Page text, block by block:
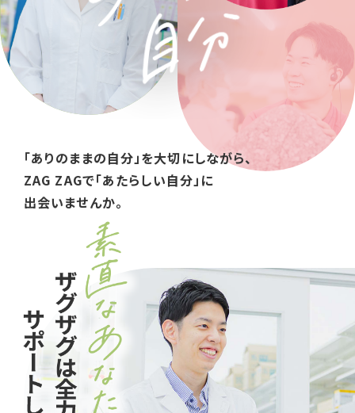
「ありのままの⾃分」を⼤切にしながら、
ZAG ZAGで「あたらしい⾃分」に
出会いませんか。